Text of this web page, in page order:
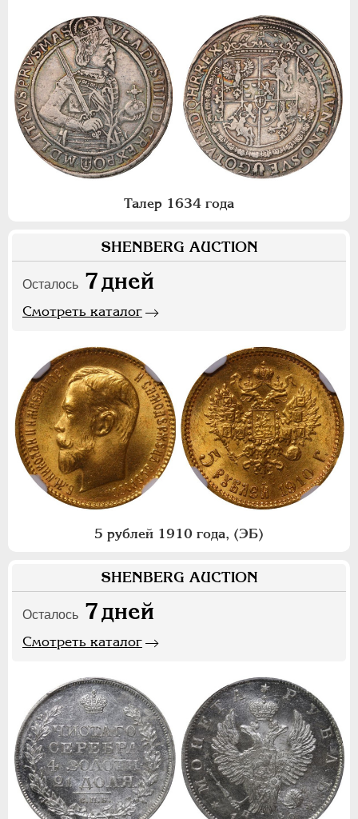
Талер 1634 года
SHENBERG AUCTION
Осталось 7дней
Смотреть каталог
5 рублей 1910 года, (ЭБ)
SHENBERG AUCTION
Осталось 7дней
Смотреть каталог